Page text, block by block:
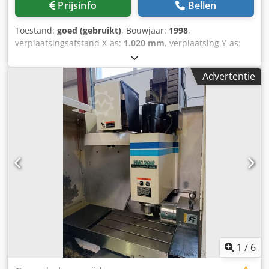
spindellager: Ø60 mm • Type lager: hoekcontactkogellager
Trekbout: M16 (DIN 69872 / ISO 7388-II) • Automatische
gereedschapsklem • Gereedschapsklemkracht: 6.000 N •
Spiluitloop: 330 mm • Vermogen spindelmotor: 9 / 11 kW
(100% / 60% inschakelduur) • Optioneel spindeltotaal: 0 –
8.000 tpm • Maximaal koppel: 100 Nm (5.000 tpm) / 78 Nm
(optie 8.000 tpm) • Geluidsniveau: 72 dB(A) bij 5.000 tpm •
Freescapaciteit in staal (16MnCr5 – 790 N/mm²): 220
cm³/min • Maximale boorcapaciteit in staal: Ø25 mm •
Maximale tapcapaciteit in staal: M20 • AC-
servoaandrijvingen met kogelomloopspindels •
Aanvoersnelheid (X/Y/Z): 0,01 – 12.000 mm/min •
Snelverplaatsing (X/Y/Z): 12 m/min • Aandrijfkracht X/Y:
6.000 N • Aandrijfkracht Z: 8.800 N • Resolutie: 0,001 mm •
Gereedschapshouder: trommeltype met richtingslogica •
Automatische gereedschapswisselaar • Maximaal totaal
gereedschapsgewicht in magazijn: 36 kg • Maximale
gereedschapsdiameter: 100 mm • Maximale
gereedschapslengte: 220 mm • Gereedschapswisseltijd: T1:
Prijsinfo Bellen
Toestand: goed (gebruikt), Bouwjaar: 1998,
verplaatsingsafstand X-as: 1.020 mm, verplaatsing Y-as:
, verplaatsingsafstand Z-as:
1.150 mm, totale breedte:510 mm, Verplaatsing X - as:
1020mm Verplaatsing Y - as:550mm Verplaatsing Z -
as:510mm Tafellengte: 1150mm Tafelbreedte: 510mm
Crsdswvhvfopfx Abkof Voeding X-as: 15000mm/min.
Voeding Y-as: 15000mm/min. Voeding Z-as: 15000mm/min.
Spindelopname: 40ISO/Bt/Mk Vermogen aan spil: 30kW
Toeren - Range: 15000Rpm Gereedschapswisselaar:30
Spanentransporteur: yes Lengte: 2800mm Breedte:
2500mm Hoogte: 2800mm Gewicht: 6800kg
Advertentie
1 / 6